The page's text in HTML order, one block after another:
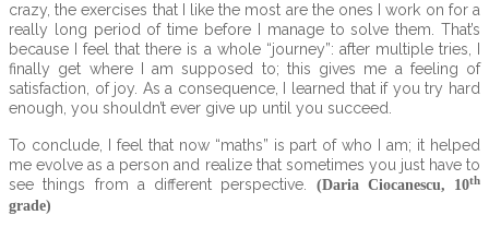
crazy, the exercises that I like the most are the ones I work on for a
really long period of time before I manage to solve them. That’s
because I feel that there is a whole “journey”: after multiple tries, I
finally get where I am supposed to; this gives me a feeling of
satisfaction, of joy. As a consequence, I learned that if you try hard
enough, you shouldn’t ever give up until you succeed.
To conclude, I feel that now “maths” is part of who I am; it helped
me evolve as a person and realize that sometimes you just have to
see things from a different perspective. (Daria Ciocanescu, 10th
grade)